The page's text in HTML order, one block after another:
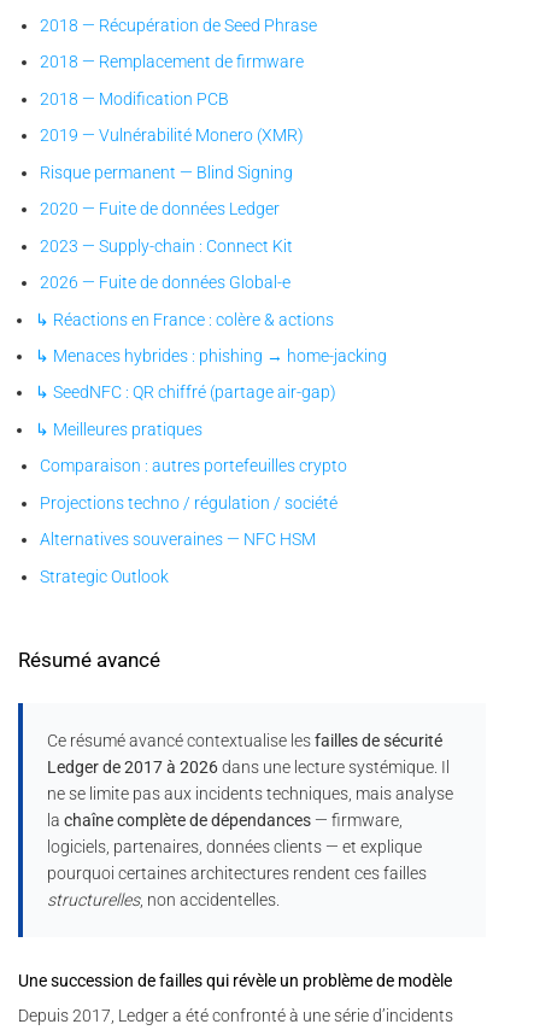
2018 — Récupération de Seed Phrase
2018 — Remplacement de firmware
2018 — Modification PCB
2019 — Vulnérabilité Monero (XMR)
Risque permanent — Blind Signing
2020 — Fuite de données Ledger
2023 — Supply-chain : Connect Kit
2026 — Fuite de données Global-e
↳ Réactions en France : colère & actions
↳ Menaces hybrides : phishing → home-jacking
↳ SeedNFC : QR chiffré (partage air-gap)
↳ Meilleures pratiques
Comparaison : autres portefeuilles crypto
Projections techno / régulation / société
Alternatives souveraines — NFC HSM
Strategic Outlook
Résumé avancé
Ce résumé avancé contextualise lesfailles de sécurité
Ledger de 2017 à 2026dans une lecture systémique. Il
ne se limite pas aux incidents techniques, mais analyse
la chaîne complète de dépendances — firmware,
logiciels, partenaires, données clients — et explique
pourquoi certaines architectures rendent ces failles
structurelles, non accidentelles.
Une succession de failles qui révèle un problème de modèle
Depuis 2017, Ledger a été confronté à une série d’incidents